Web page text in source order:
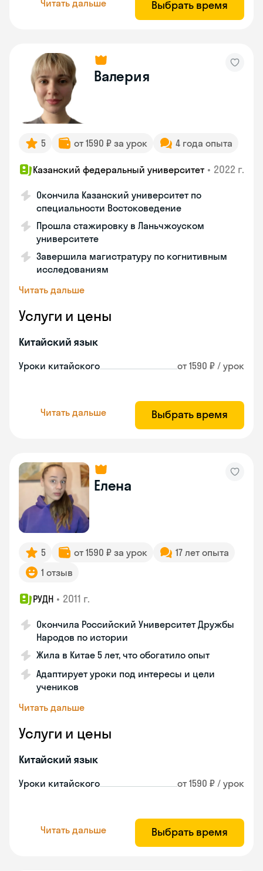
Читать дальше Выбрать время
Валерия
5 от 1590 ₽ за урок 4 года опыта
Казанский федеральный университет • 2022 г.
Окончила Казанский университет по
специальности Востоковедение
Прошла стажировку в Ланьчжоуском
университете
Завершила магистратуру по когнитивным
исследованиям
Читать дальше
Услуги и цены
Китайский язык
Уроки китайского от 1590 ₽ / урок
Читать дальше Выбрать время
Елена
5 от 1590 ₽ за урок
17 лет опыта
1 отзыв
РУДН • 2011 г.
Окончила Российский Университет Дружбы
Народов по истории
Жила в Китае 5 лет, что обогатило опыт
Адаптирует уроки под интересы и цели
учеников
Читать дальше
Услуги и цены
Китайский язык
Уроки китайского от 1590 ₽ / урок
Читать дальше Выбрать время